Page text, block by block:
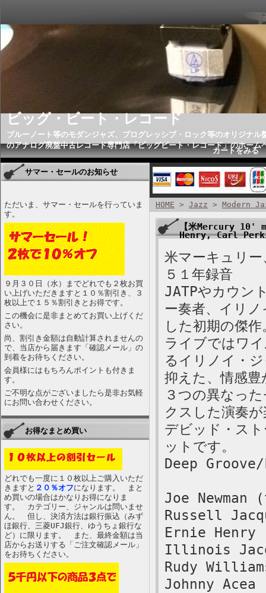
ビッグ・ビート・レコード
ブルーノート等のモダンジャズ、プログレッシブ・ロック等のオリジナル
のアナログ廃盤中古レコード専門店「ビッグビート・レコード」のホーム
カートをみる
サマー・セールのお知らせ
ただいま、サマー・セールを行っていま
す。
９月３０日（水）までどれでも２枚お買
い上げいただきますと１０％割引き、３
枚以上で１５％割引きとお得です。
この機会に是非まとめてお買い上げくだ
さい。
尚、割引き金額は自動計算されませんの
で、当店から届きます「確認メール」の
到着をお待ちください。
会員様にはもちろんポイントも付きま
す。
ご不明な点がございましたら是非お気軽
にお問い合わせください。
お得なまとめ買い
どれでも一度に１０枚以上ご購入いただ
きますと ２０％オフになります。 まと
め買いの場合はかなりお得になりま
す。 カテゴリー、ジャンルは問いませ
ん。 但し、決済方法は銀行振込（みず
ほ銀行、三菱UFJ銀行、ゆうちょ銀行な
ど）に限ります。 また、最終金額は当
店からお送りする「ご注文確認メール」
をお待ちください。
HOME > Jazz > Modern
【米Mercury 10'
Henry, Carl
米マーキュリ
５１年録音
JATPやカウン
ー奏者、イリ
した初期の傑作
ライブではワ
るイリノイ・
抑えた、情感
３つの異なっ
クスした演奏
デビッド・ス
ットです。
Deep
Joe Newman
Russell
Ernie Henry
Illinois
Rudy
Johnny